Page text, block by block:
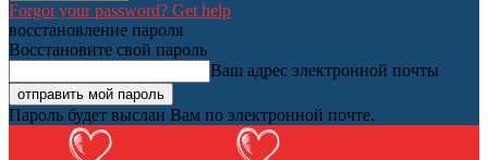
Forgot your password? Get help
восстановление пароля
Восстановите свой пароль
Ваш адрес электронной почты
Пароль будет выслан Вам по электронной почте.